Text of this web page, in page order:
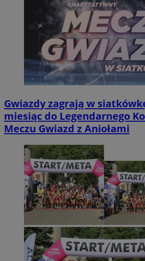
Gwiazdy zagrają w
miesiąc do Legendarnego
Meczu Gwiazd z Aniołami